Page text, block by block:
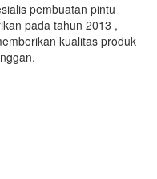
pembuatan pintu
pada tahun 2013 ,
kualitas produk